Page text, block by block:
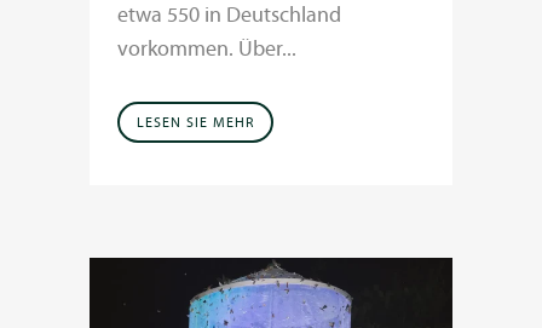
etwa 550 in Deutschland
vorkommen. Über...
LESEN SIE MEHR